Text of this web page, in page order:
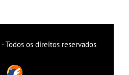
Todos os direitos reservados